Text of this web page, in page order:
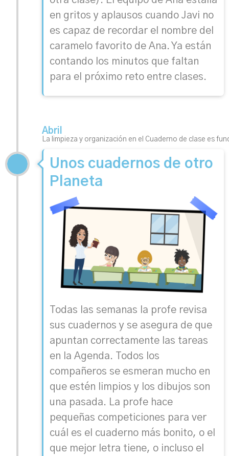
en gritos y aplausos cuando Javi no
es capaz de recordar el nombre del
caramelo favorito de Ana. Ya están
contando los minutos que faltan
para el próximo reto entre clases.
Abril
La limpieza y organización en el Cuaderno de clase es
Unos cuadernos de otro
Planeta
Todas las semanas la profe revisa
sus cuadernos y se asegura de que
apuntan correctamente las tareas
en la Agenda. Todos los
compañeros se esmeran mucho en
que estén limpios y los dibujos son
una pasada. La profe hace
pequeñas competiciones para ver
cuál es el cuaderno más bonito, o el
que mejor letra tiene, o incluso el